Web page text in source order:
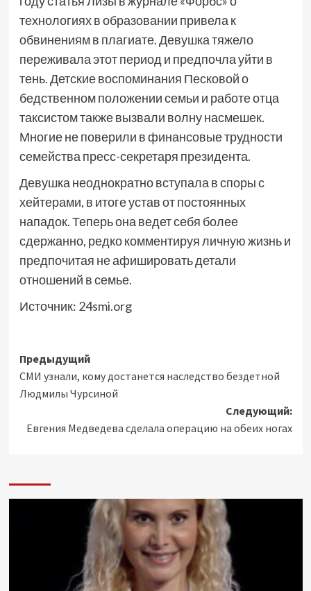
технологиях в образовании привела к
обвинениям в плагиате. Девушка тяжело
переживала этот период и предпочла уйти в
тень. Детские воспоминания Песковой о
бедственном положении семьи и работе отца
таксистом также вызвали волну насмешек.
Многие не поверили в финансовые трудности
семейства пресс-секретаря президента.
Девушка неоднократно вступала в споры с
хейтерами, в итоге устав от постоянных
нападок. Теперь она ведет себя более
сдержанно, редко комментируя личную жизнь и
предпочитая не афишировать детали
отношений в семье.
Источник: 24smi.org
Навигация
записи
Предыдущий
СМИ узнали, кому достанется наследство бездетной
Людмилы Чурсиной
Следующий:
Евгения Медведева сделала операцию на обеих ногах